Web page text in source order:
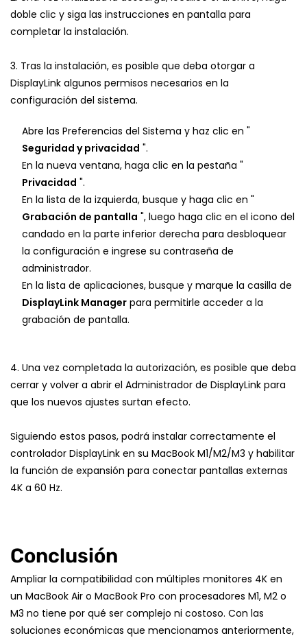
doble clic y siga las instrucciones en pantalla para
completar la instalación.
3. Tras la instalación, es posible que deba otorgar a
DisplayLink algunos permisos necesarios en la
configuración del sistema.
Abre las Preferencias del Sistema y haz clic en "
Seguridad y privacidad ".
En la nueva ventana, haga clic en la pestaña "
Privacidad ".
En la lista de la izquierda, busque y haga clic en "
Grabación de pantalla ", luego haga clic en el icono del
candado en la parte inferior derecha para desbloquear
la configuración e ingrese su contraseña de
administrador.
En la lista de aplicaciones, busque y marque la casilla de
DisplayLink Manager para permitirle acceder a la
grabación de pantalla.
4. Una vez completada la autorización, es posible que deba
cerrar y volver a abrir el Administrador de DisplayLink para
que los nuevos ajustes surtan efecto.
Siguiendo estos pasos, podrá instalar correctamente el
controlador DisplayLink en su MacBook M1/M2/M3 y habilitar
la función de expansión para conectar pantallas externas
4K a 60 Hz.
Conclusión
Ampliar la compatibilidad con múltiples monitores 4K en
un MacBook Air o MacBook Pro con procesadores M1, M2 o
M3 no tiene por qué ser complejo ni costoso. Con las
soluciones económicas que mencionamos anteriormente,